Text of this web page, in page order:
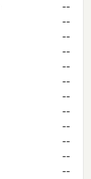
--
--
--
--
--
--
--
--
--
--
--
--